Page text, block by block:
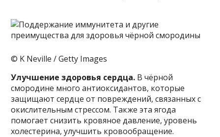
© K Neville / Getty Images
Улучшение здоровья сердца. В чёрной
смородине много антиоксидантов, которые
защищают сердце от повреждений, связанных с
окислительным стрессом. Также эта ягода
помогает снизить кровяное давление, уровень
холестерина, улучшить кровообращение.